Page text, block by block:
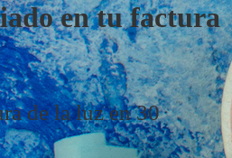
en tu factura
de la luz en 30